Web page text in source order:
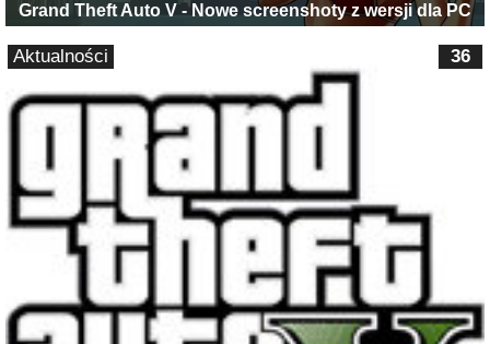
Grand Theft Auto V - Nowe screenshoty z wersji dla PC
36
Aktualności